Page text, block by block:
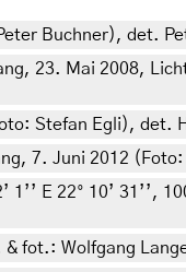
Buchner), det.
23. Mai 2008,
Stefan Egli), det.
7. Juni 2012
E 22° 10’ 31’’,
fot.: Wolfgang